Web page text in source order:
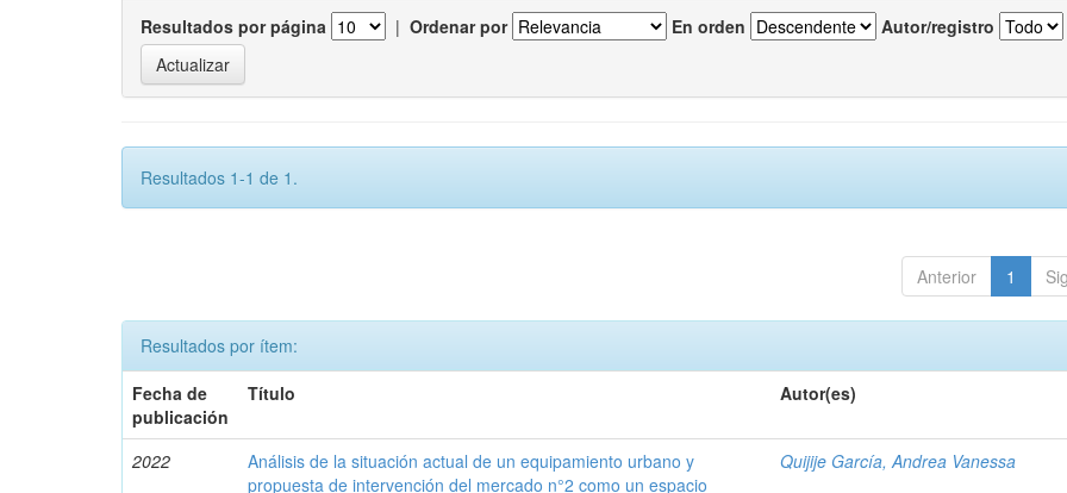
Resultados por página | Ordenar por En orden Autor/registro
Resultados 1-1 de 1.
Anterior 1
Resultados por ítem:
Fecha de
publicación
Título Autor(es)
2022
Análisis de la situación actual de un equipamiento urbano y
propuesta de intervención del mercado n°2 como un espacio
Quijije García, Andrea Vanessa